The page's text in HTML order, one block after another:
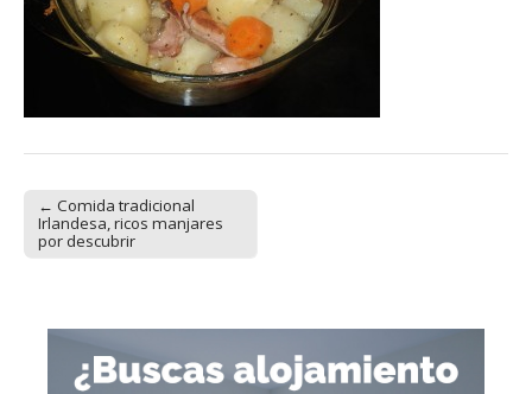
Post navigation
← Comida tradicional
Irlandesa, ricos manjares
por descubrir